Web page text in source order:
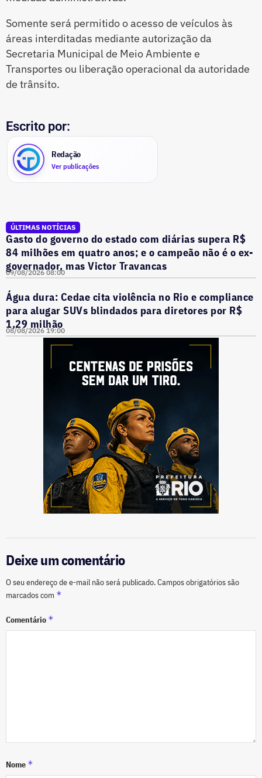
Somente será permitido o acesso de veículos às
áreas interditadas mediante autorização da
Secretaria Municipal de Meio Ambiente e
Transportes ou liberação operacional da autoridade
de trânsito.
Escrito por:
Redação
Ver publicações
ÚLTIMAS NOTÍCIAS
Gasto do governo do estado com diárias supera R$
84 milhões em quatro anos; e o campeão não é o ex-
governador, mas Victor Travancas
09/08/2026 08:00
Água dura: Cedae cita violência no Rio e compliance
para alugar SUVs blindados para diretores por R$
1,29 milhão
08/08/2026 19:00
Deixe um comentário
O seu endereço de e-mail não será publicado.Campos obrigatórios são
marcados com *
Comentário *
Nome *